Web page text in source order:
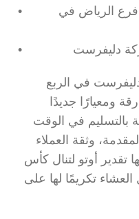
دليفرست